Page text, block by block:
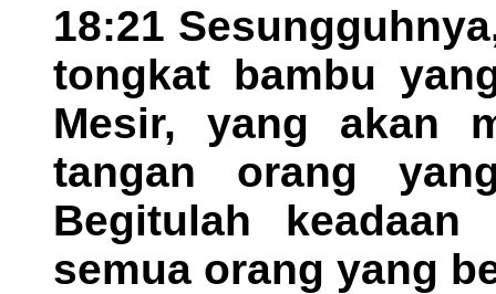
18:21
tongkat bambu
Mesir, yang akan
tangan orang
Begitulah
semua orang yang